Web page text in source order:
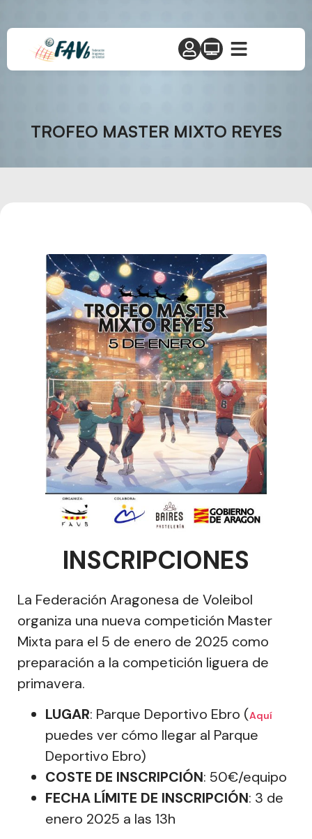
TROFEO MASTER MIXTO REYES
INSCRIPCIONES
La Federación Aragonesa de Voleibol
organiza una nueva competición Master
Mixta para el 5 de enero de 2025 como
preparación a la competición liguera de
primavera.
LUGAR: Parque Deportivo Ebro (Aquí
puedes ver cómo llegar al Parque
Deportivo Ebro)
COSTE DE INSCRIPCIÓN: 50€/equipo
FECHA LÍMITE DE INSCRIPCIÓN: 3 de
enero 2025 a las 13h